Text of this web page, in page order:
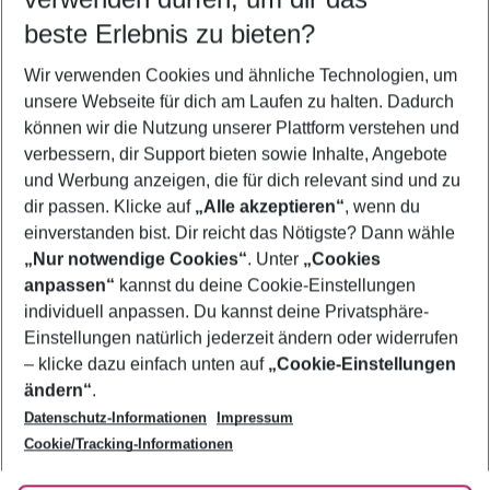
5-8 Nächte
2 Erwachsene Keine Kinder
Mehr Filter anzeigen
Footer
Footer navigation
Über uns
AGB
Bestpreisgarantie
Cookie-Einstellungen ändern
Cookie-Richtlinie
Agenturbetreuung
Barrierefreies Reisen
Folge uns
beste Erlebnis zu bieten?
Wir verwenden Cookies und ähnliche Technologien, um
unsere Webseite für dich am Laufen zu halten. Dadurch
können wir die Nutzung unserer Plattform verstehen und
verbessern, dir Support bieten sowie Inhalte, Angebote
und Werbung anzeigen, die für dich relevant sind und zu
dir passen. Klicke auf „Alle akzeptieren“, wenn du
einverstanden bist. Dir reicht das Nötigste? Dann wähle
„Nur notwendige Cookies“. Unter „Cookies
anpassen“ kannst du deine Cookie-Einstellungen
individuell anpassen. Du kannst deine Privatsphäre-
Einstellungen natürlich jederzeit ändern oder widerrufen
– klicke dazu einfach unten auf „Cookie-Einstellungen
ändern“.
Datenschutz-Informationen
Impressum
Cookie/Tracking-Informationen